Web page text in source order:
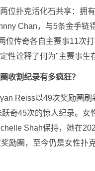
位扑克活化石共享：拥
Chan，与5条金手链
位传奇各自主赛事11次打
性诠释了何为"主赛事生
收割纪录有多疯狂？
Reiss以49次奖励圈刷
奇45次的惊人纪录。女
Shah保持，她在
励圈，至今仍是女性扑